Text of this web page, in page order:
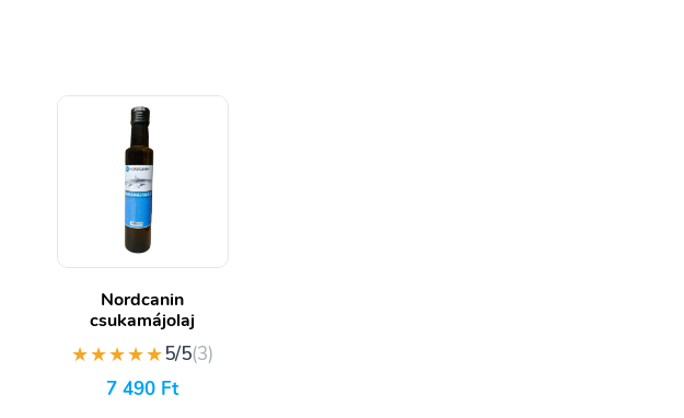
Nordcanin
csukamájolaj
★★★★★5/5(3)
7 490 Ft